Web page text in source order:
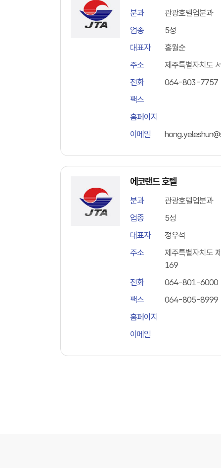
분과
관광호텔업분과
업종
5성
대표자
홍월순
주소
제주특별자치도
전화
064-803-7757
팩스
홈페이지
이메일
에코랜드 호텔
분과
관광호텔업분과
업종
5성
대표자
정우석
주소
제주특별자치도
169
전화
064-801-6000
팩스
064-805-8999
홈페이지
이메일